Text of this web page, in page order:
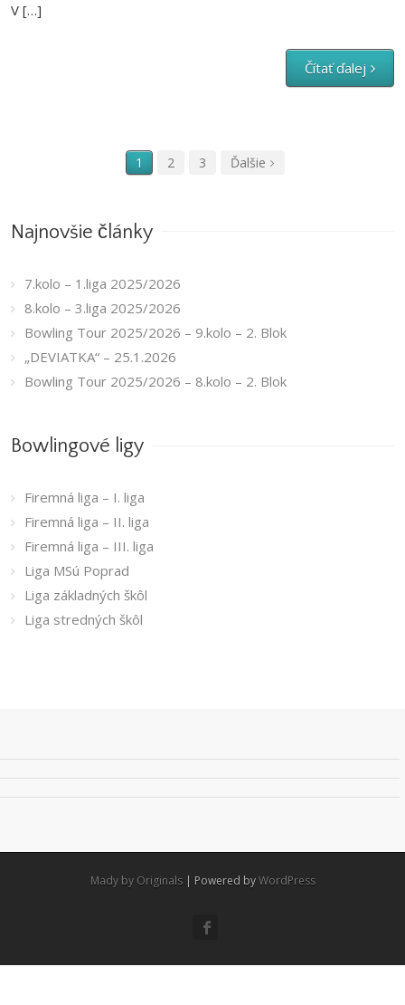
V […]
Čítať ďalej
1 2 3 Ďalšie
Najnovšie články
7.kolo – 1.liga 2025/2026
8.kolo – 3.liga 2025/2026
Bowling Tour 2025/2026 – 9.kolo – 2. Blok
„DEVIATKA“ – 25.1.2026
Bowling Tour 2025/2026 – 8.kolo – 2. Blok
Bowlingové ligy
Firemná liga – I. liga
Firemná liga – II. liga
Firemná liga – III. liga
Liga MSú Poprad
Liga základných škôl
Liga stredných škôl
Mady by Originals| Powered byWordPress